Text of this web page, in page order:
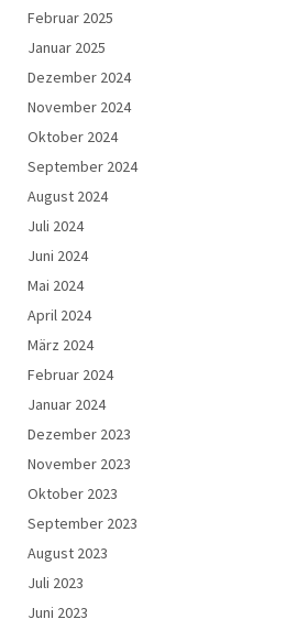
Februar 2025
Januar 2025
Dezember 2024
November 2024
Oktober 2024
September 2024
August 2024
Juli 2024
Juni 2024
Mai 2024
April 2024
März 2024
Februar 2024
Januar 2024
Dezember 2023
November 2023
Oktober 2023
September 2023
August 2023
Juli 2023
Juni 2023